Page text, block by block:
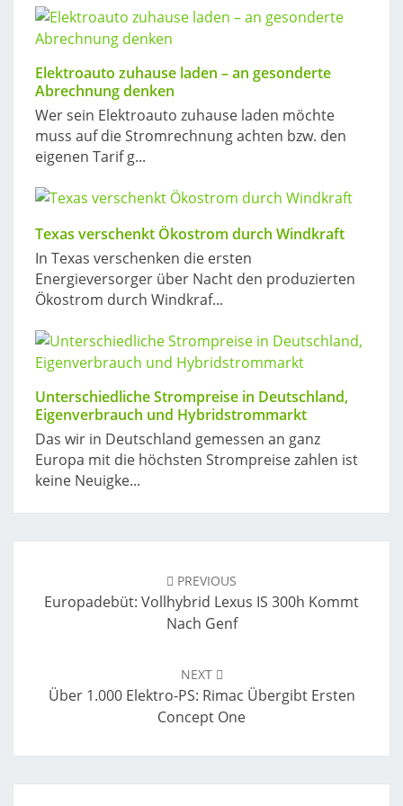
Elektroauto zuhause laden – an gesonderte
Abrechnung denken
Wer sein Elektroauto zuhause laden möchte
muss auf die Stromrechnung achten bzw. den
eigenen Tarif g...
Texas verschenkt Ökostrom durch Windkraft
In Texas verschenken die ersten
Energieversorger über Nacht den produzierten
Ökostrom durch Windkraf...
Unterschiedliche Strompreise in Deutschland,
Eigenverbrauch und Hybridstrommarkt
Das wir in Deutschland gemessen an ganz
Europa mit die höchsten Strompreise zahlen ist
keine Neuigke...
PREVIOUS
Europadebüt: Vollhybrid Lexus IS 300h Kommt
Nach Genf
NEXT
Über 1.000 Elektro-PS: Rimac Übergibt Ersten
Concept One